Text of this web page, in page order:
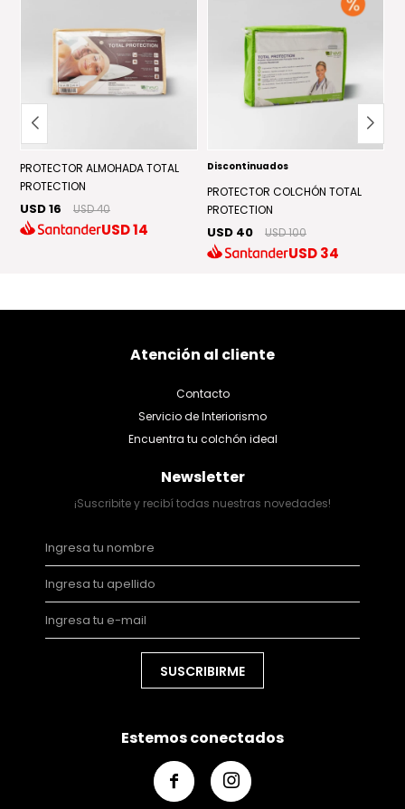
PROTECTOR ALMOHADA TOTAL
PROTECTION
USD 16 USD 40
USD14
Discontinuados
PROTECTOR COLCHÓN TOTAL
PROTECTION
USD 40 USD 100
USD34
Atención al cliente
Contacto
Servicio de Interiorismo
Encuentra tu colchón ideal
Newsletter
¡Suscribite y recibí todas nuestras novedades!
SUSCRIBIRME
Estemos conectados
 